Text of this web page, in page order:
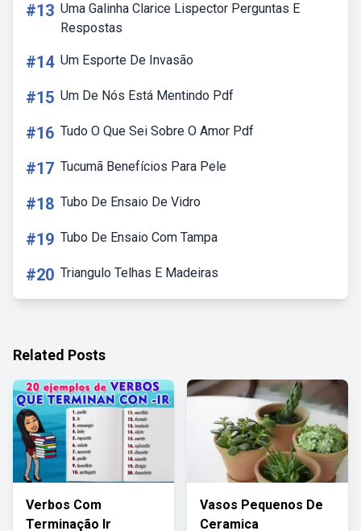
#13 Uma Galinha Clarice Lispector Perguntas E
Respostas
#14 Um Esporte De Invasão
#15 Um De Nós Está Mentindo Pdf
#16 Tudo O Que Sei Sobre O Amor Pdf
#17 Tucumã Benefícios Para Pele
#18 Tubo De Ensaio De Vidro
#19 Tubo De Ensaio Com Tampa
#20 Triangulo Telhas E Madeiras
Related Posts
Verbos Com
Terminação Ir
Vasos Pequenos De
Ceramica